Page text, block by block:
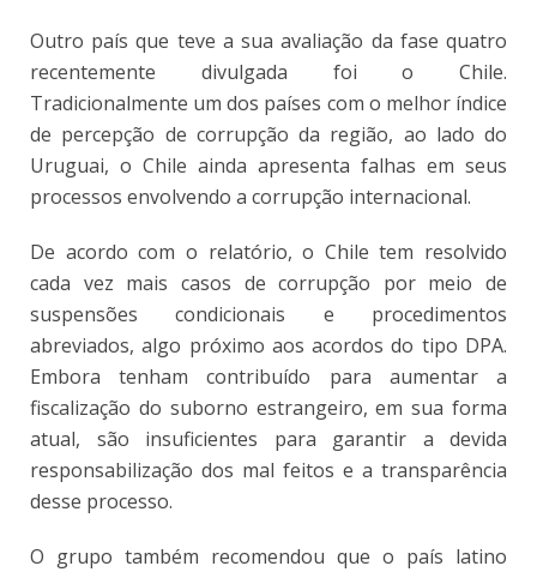
Outro país que teve a sua avaliação da fase quatro
recentemente divulgada foi o Chile.
Tradicionalmente um dos países com o melhor índice
de percepção de corrupção da região, ao lado do
Uruguai, o Chile ainda apresenta falhas em seus
processos envolvendo a corrupção internacional.
De acordo com o relatório, o Chile tem resolvido
cada vez mais casos de corrupção por meio de
suspensões condicionais e procedimentos
abreviados, algo próximo aos acordos do tipo DPA.
Embora tenham contribuído para aumentar a
fiscalização do suborno estrangeiro, em sua forma
atual, são insuficientes para garantir a devida
responsabilização dos mal feitos e a transparência
desse processo.
O grupo também recomendou que o país latino